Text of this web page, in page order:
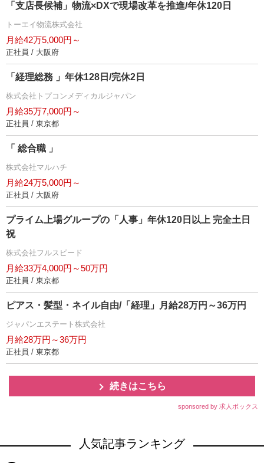
「支店長候補」物流×DXで現場改革を推進/年休120日
トーエイ物流株式会社
月給42万5,000円～
正社員 / 大阪府
「経理総務 」年休128日/完休2日
株式会社トプコンメディカルジャパン
月給35万7,000円～
正社員 / 東京都
「 総合職 」
株式会社マルハチ
月給24万5,000円～
正社員 / 大阪府
プライム上場グループの「人事」年休120日以上 完全土日
祝
株式会社フルスピード
月給33万4,000円～50万円
正社員 / 東京都
ピアス・髪型・ネイル自由/「経理」月給28万円～36万円
ジャパンエステート株式会社
月給28万円～36万円
正社員 / 東京都
続きはこちら
sponsored by 求人ボックス
人気記事ランキング